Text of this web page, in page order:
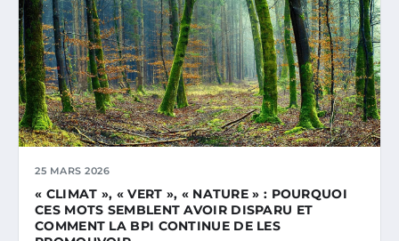
25 MARS 2026
« CLIMAT », « VERT », « NATURE » : POURQUOI
CES MOTS SEMBLENT AVOIR DISPARU ET
COMMENT LA BPI CONTINUE DE LES